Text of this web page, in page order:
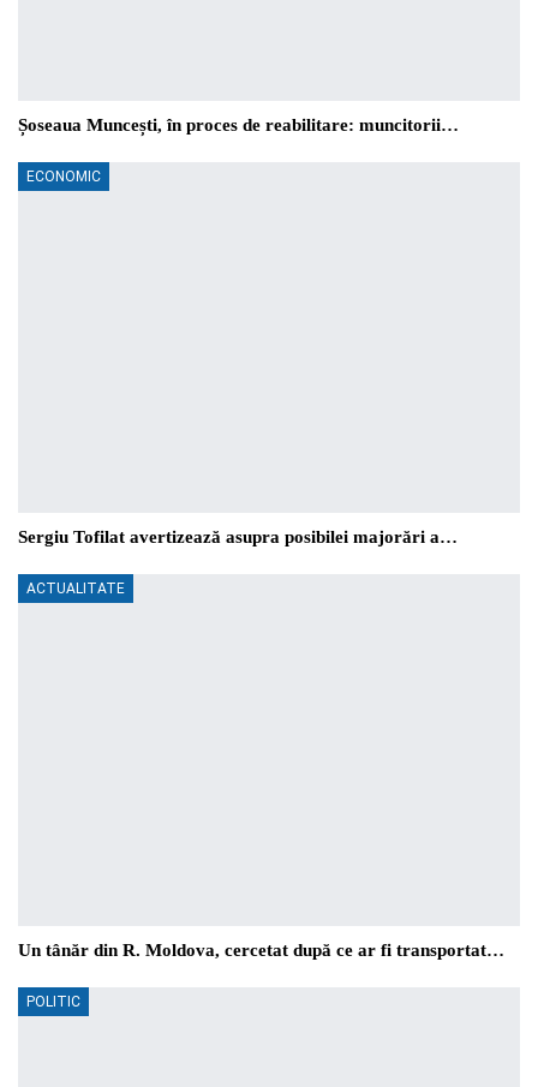
Șoseaua Muncești, în proces de reabilitare: muncitorii…
ECONOMIC
Sergiu Tofilat avertizează asupra posibilei majorări a…
ACTUALITATE
Un tânăr din R. Moldova, cercetat după ce ar fi transportat…
POLITIC